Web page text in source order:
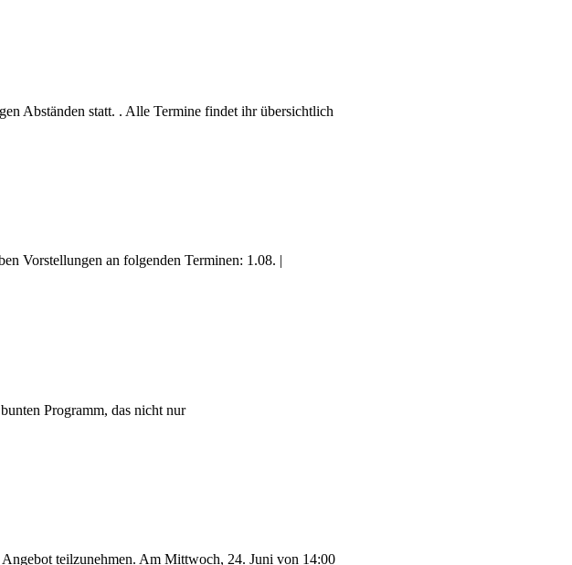
Abständen statt. . Alle Termine findet ihr übersichtlich
Vorstellungen an folgenden Terminen: 1.08. |
Programm, das nicht nur
teilzunehmen. Am Mittwoch, 24. Juni von 14:00